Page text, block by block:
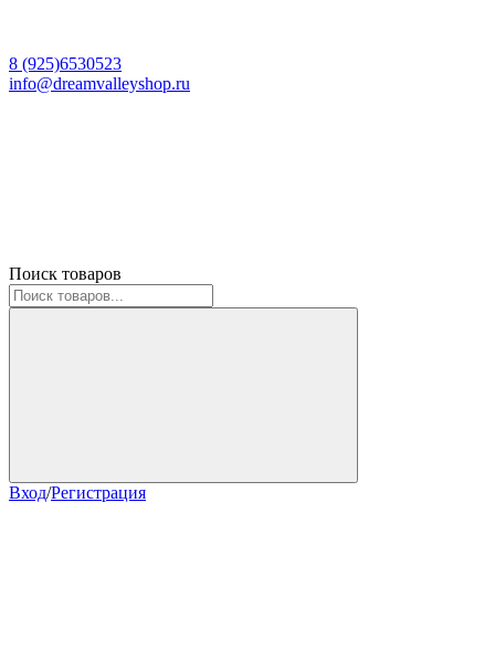
8 (925)6530523
info@dreamvalleyshop.ru
Поиск товаров
Вход/Регистрация